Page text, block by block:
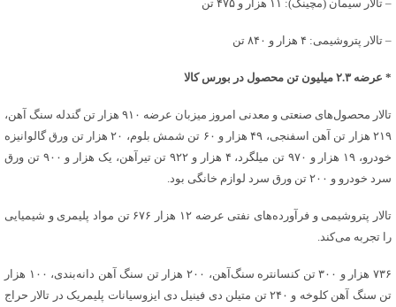
– تالار سیمان (مچینگ): ۱۱ هزار و ۴۷۵ تن
– تالار پتروشیمی: ۴ هزار و ۸۴۰ تن
* عرضه ۲.۳ میلیون تن محصول در بورس کالا
تالار محصول‌های صنعتی و معدنی امروز میزبان عرضه ۹۱۰ هزار تن گندله سنگ آهن،
۲۱۹ هزار تن آهن اسفنجی، ۴۹ هزار و ۶۰ تن شمش بلوم، ۲۰ هزار تن ورق گالوانیزه
خودرو، ۱۹ هزار و ۹۷۰ تن میلگرد، ۴ هزار و ۹۲۲ تن تیرآهن، یک هزار و ۹۰۰ تن ورق
سرد خودرو و ۲۰۰ تن ورق سرد لوازم خانگی بود.
تالار پتروشیمی و فرآورده‌های نفتی عرضه ۱۲ هزار ۶۷۶ تن مواد پلیمری و شیمیایی
را تجربه می‌کند.
۷۳۶ هزار و ۳۰۰ تن کنسانتره سنگ‌آهن، ۲۰۰ هزار تن سنگ آهن دانه‌بندی، ۱۰۰ هزار
تن سنگ آهن کلوخه و ۲۴۰ تن متیلن دی فینیل دی ایزوسیانات پلیمریک در تالار حراج